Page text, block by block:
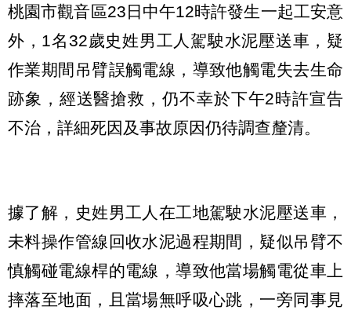
桃園市觀音區23日中午12時許發生一起工安意
外，1名32歲史姓男工人駕駛水泥壓送車，疑
作業期間吊臂誤觸電線，導致他觸電失去生命
跡象，經送醫搶救，仍不幸於下午2時許宣告
不治，詳細死因及事故原因仍待調查釐清。
據了解，史姓男工人在工地駕駛水泥壓送車，
未料操作管線回收水泥過程期間，疑似吊臂不
慎觸碰電線桿的電線，導致他當場觸電從車上
摔落至地面，且當場無呼吸心跳，一旁同事見